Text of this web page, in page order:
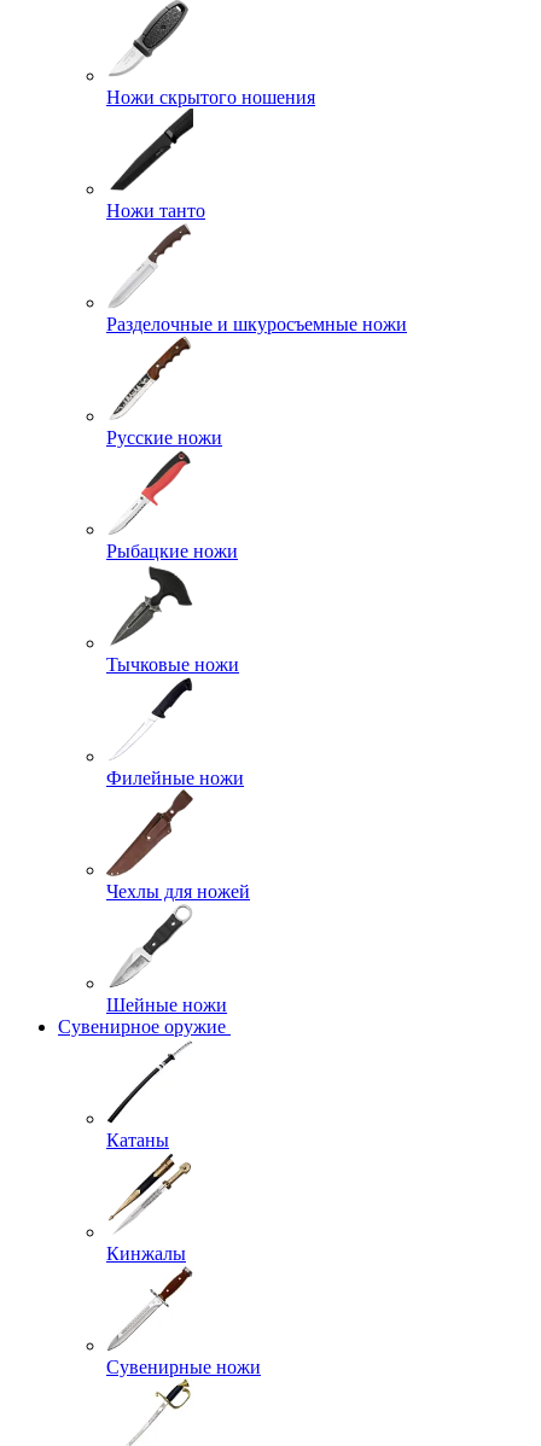
Ножи скрытого ношения
Ножи танто
Разделочные и шкуросъемные ножи
Русские ножи
Рыбацкие ножи
Тычковые ножи
Филейные ножи
Чехлы для ножей
Шейные ножи
Сувенирное оружие
Катаны
Кинжалы
Сувенирные ножи